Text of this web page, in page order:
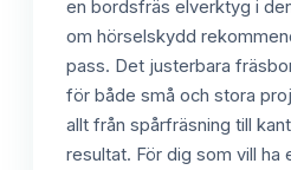
en bordsfräs elverktyg i
om hörselskydd
pass. Det justerbara
för både små och stora
allt från spårfräsning till
resultat. För dig som vill ha